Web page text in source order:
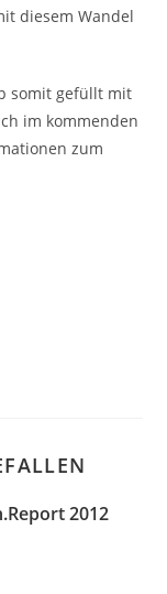
diesem Wandel
somit gefüllt mit
im kommenden
zum
2012